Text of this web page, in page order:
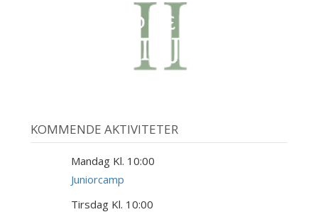
KOMMENDE AKTIVITETER
Mandag Kl. 10:00
Juniorcamp
Tirsdag Kl. 10:00